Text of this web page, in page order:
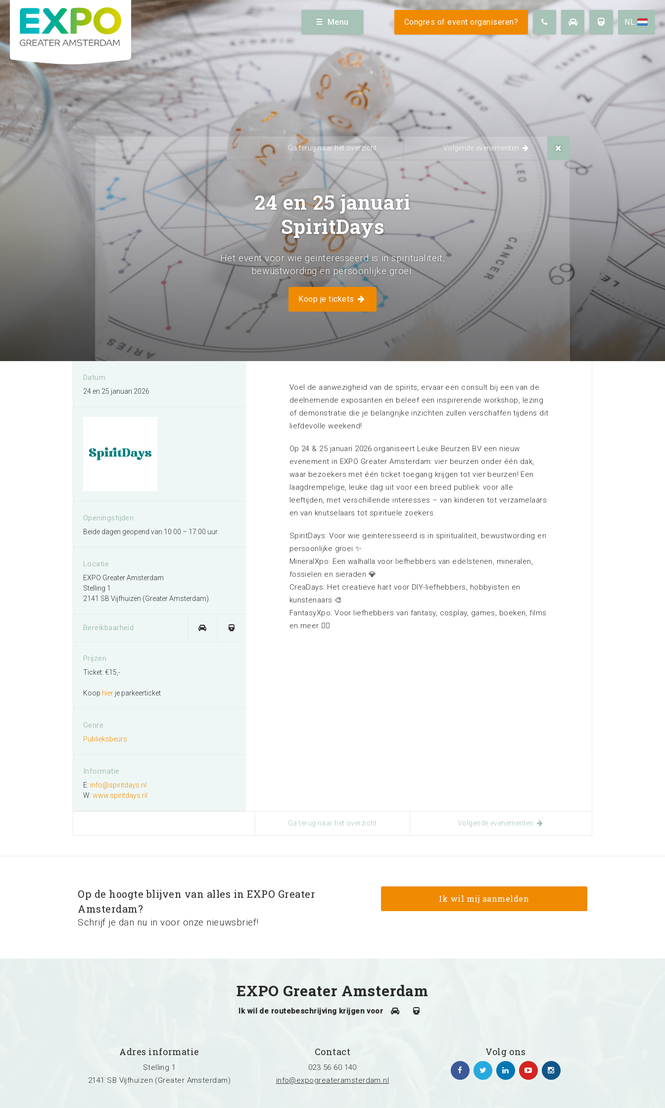
Stelling 1 · 2141 SB Vijfhuizen (Greater Amsterdam) · 023 56 60 140 ·
Home Kalender Bereikbaarheid
Duurzaamheid
Vacatures
Organiseren bij EXPO
Greater Amsterdam
Meer informatie
Exposeren bij EXPO Greater
Amsterdam
Meer informatie
Contact met EXPO Greater
Amsterdam
Meer informatie
Menu
Ga terug naar het overzicht Volgende evenementen
24 en 25 januari
SpiritDays
Het event voor wie geïnteresseerd is in spiritualiteit,
bewustwording en persoonlijke groei.
Koop je tickets
Congres of event organiseren? NL
Voel de aanwezigheid van de spirits, ervaar een consult bij een van de
deelnemende exposanten en beleef een inspirerende workshop, lezing
of demonstratie die je belangrijke inzichten zullen verschaffen tijdens dit
liefdevolle weekend!
Op 24 & 25 januari 2026 organiseert Leuke Beurzen BV een nieuw
evenement in EXPO Greater Amsterdam: vier beurzen onder één dak,
waar bezoekers met één ticket toegang krijgen tot vier beurzen! Een
laagdrempelige, leuke dag uit voor een breed publiek: voor alle
leeftijden, met verschillende interesses – van kinderen tot verzamelaars
en van knutselaars tot spirituele zoekers.
SpiritDays: Voor wie geïnteresseerd is in spiritualiteit, bewustwording en
persoonlijke groei ✨
MineralXpo: Een walhalla voor liefhebbers van edelstenen, mineralen,
fossielen en sieraden 💎
CreaDays: Het creatieve hart voor DIY-liefhebbers, hobbyisten en
kunstenaars 🎨
FantasyXpo: Voor liefhebbers van fantasy, cosplay, games, boeken, films
en meer 🧝‍♂️
Datum
24 en 25 januari 2026
Openingstijden
Beide dagen geopend van 10:00 – 17:00 uur.
Locatie
EXPO Greater Amsterdam
Stelling 1
2141 SB Vijfhuizen (Greater Amsterdam)
Bereikbaarheid
Prijzen
Ticket: €15,-
Koop hier je parkeerticket
Genre
Publieksbeurs
Informatie
E: info@spiritdays.nl
W: www.spiritdays.nl
Ga terug naar het overzicht Volgende evenementen
Op de hoogte blijven van alles in EXPO Greater
Amsterdam?
Schrijf je dan nu in voor onze nieuwsbrief!
EXPO Greater Amsterdam
Ik wil de routebeschrijving krijgen voor
Adres informatie
Stelling 1
2141 SB Vijfhuizen (Greater Amsterdam)
Contact
023 56 60 140
info@expogreateramsterdam.nl
Volg ons